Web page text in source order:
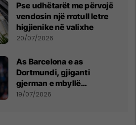
Pse udhëtarët me përvojë
vendosin një rrotull letre
higjienike në valixhe
20/07/2026
As Barcelona e as
Dortmundi, gjiganti
gjerman e mbyllë
marrëveshjen për Fisnik
19/07/2026